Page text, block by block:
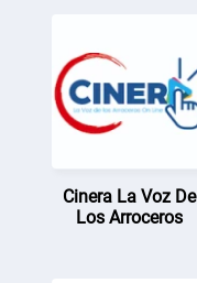
Cinera La Voz De
Los Arroceros